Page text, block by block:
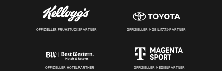
OFFIZIELLER FRÜHSTÜCKSPARTNER OFFIZIELLER MOBILITÄTS-PARTNER
OFFIZIELLER HOTELPARTNER OFFIZIELLER MEDIENPARTNER